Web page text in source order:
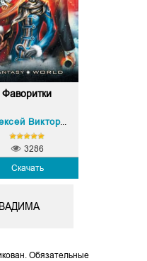
Фаворитки
Алексей Викторович Широков
Скачать
3286
Обязательные